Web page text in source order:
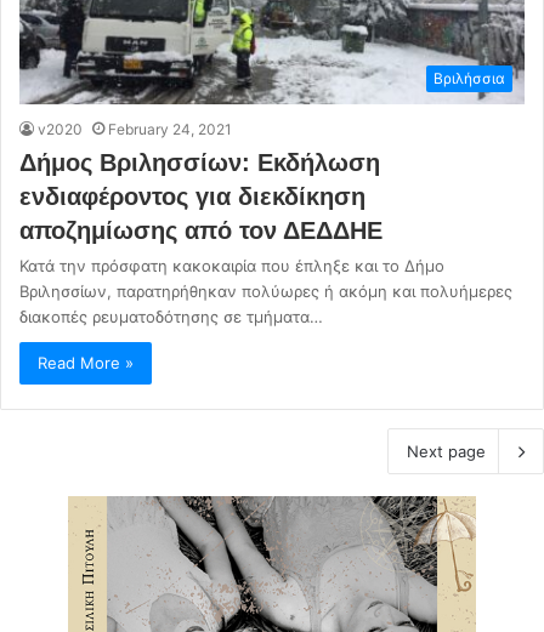
Βριλήσσια
v2020 February 24, 2021
Δήμος Βριλησσίων: Εκδήλωση
ενδιαφέροντος για διεκδίκηση
αποζημίωσης από τον ΔΕΔΔΗΕ
Κατά την πρόσφατη κακοκαιρία που έπληξε και το Δήμο
Βριλησσίων, παρατηρήθηκαν πολύωρες ή ακόμη και πολυήμερες
διακοπές ρευματοδότησης σε τμήματα…
Read More »
Next page